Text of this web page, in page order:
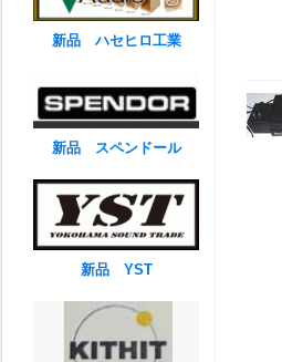
新品 ハセヒロ工業
新品 スペンドール
新品 YST